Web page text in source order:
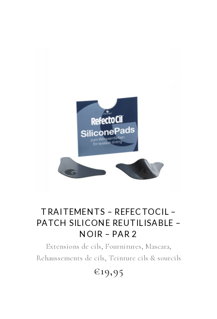
TRAITEMENTS – REFECTOCIL –
PATCH SILICONE REUTILISABLE –
NOIR – PAR 2
Extensions de cils, Fournitures, Mascara,
Rehaussements de cils, Teinture cils & sourcils
€19,95